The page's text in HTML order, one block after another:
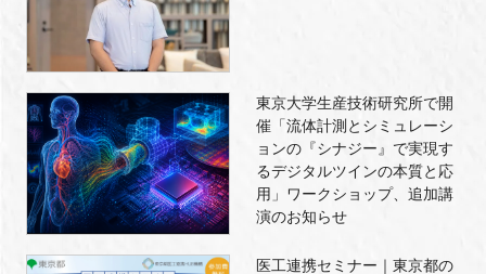
東京大学生産技術研究所で開
催「流体計測とシミュレーシ
ョンの『シナジー』で実現す
るデジタルツインの本質と応
用」ワークショップ、追加講
演のお知らせ
医工連携セミナー｜東京都の